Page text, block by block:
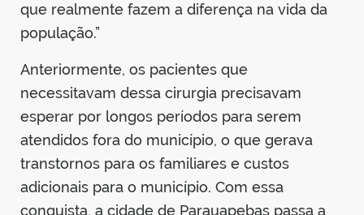
que realmente fazem a diferença na vida da
população.”
Anteriormente, os pacientes que
necessitavam dessa cirurgia precisavam
esperar por longos períodos para serem
atendidos fora do município, o que gerava
transtornos para os familiares e custos
adicionais para o município. Com essa
conquista, a cidade de Parauapebas passa a